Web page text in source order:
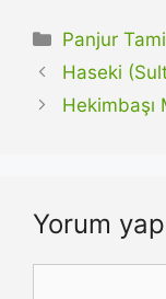
Kategoriler
Panjur
Haseki
Hekimbaşı
Yorum